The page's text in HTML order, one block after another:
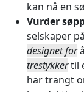
kan nå en
Vurder
selskaper
designet forå
trestykkertil
har trangt